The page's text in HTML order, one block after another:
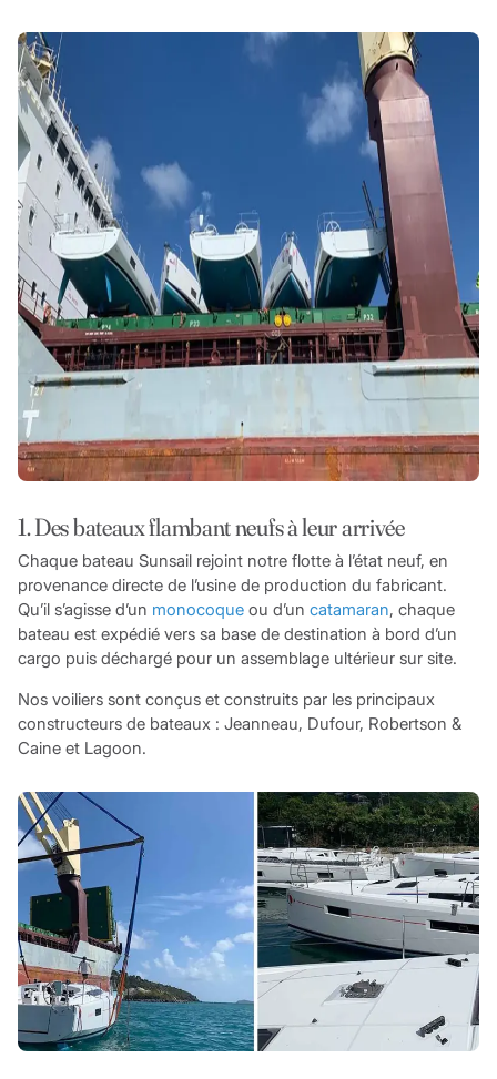
1. Des bateaux flambant neufs à leur arrivée
Chaque bateau Sunsail rejoint notre flotte à l’état neuf, en
provenance directe de l’usine de production du fabricant.
Qu’il s’agisse d’un monocoqueou d’un catamaran, chaque
bateau est expédié vers sa base de destination à bord d’un
cargo puis déchargé pour un assemblage ultérieur sur site.
Nos voiliers sont conçus et construits par les principaux
constructeurs de bateaux : Jeanneau, Dufour, Robertson &
Caine et Lagoon.